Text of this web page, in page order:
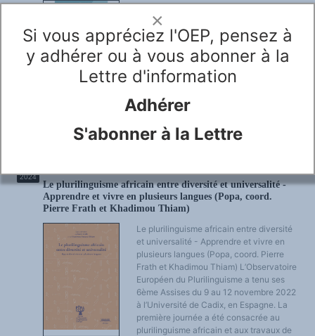
Presses De L'ecole Nationale Des Ponts
Et Chaussees, 252 p. Les auteurs partent
du principe que la question des langues,
c'est-à-dire celle de la pluralité des
façons de parler et de voir le monde, est
la pierre angulaire de tout projet
véritablement européen. L'ingénieur-
cadre européen. Ce cadre est historiquement fixé et...
LEGGI TUTTO …
2024
Le plurilinguisme africain entre diversité et universalité -
Apprendre et vivre en plusieurs langues (Popa, coord.
Pierre Frath et Khadimou Thiam)
Le plurilinguisme africain entre diversité
et universalité - Apprendre et vivre en
plusieurs langues (Popa, coord. Pierre
Frath et Khadimou Thiam) L’Observatoire
Européen du Plurilinguisme a tenu ses
6ème Assises du 9 au 12 novembre 2022
à l’Université de Cadix, en Espagne. La
première journée a été consacrée au
plurilinguisme africain et aux travaux de
×
Si vous appréciez l'OEP, pensez à
y adhérer ou à vous abonner à la
Lettre d'information
Adhérer
S'abonner à la Lettre